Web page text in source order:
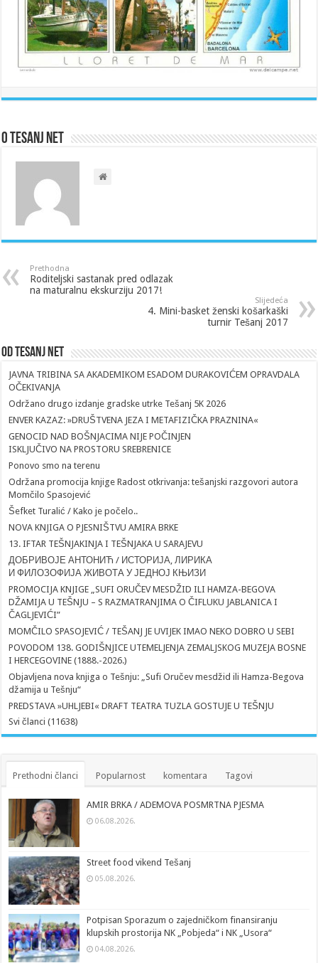
O Tesanj Net
Prethodna
Roditeljski sastanak pred odlazak
na maturalnu ekskurziju 2017!
Slijedeća
4. Mini-basket ženski košarkaški
turnir Tešanj 2017
Od Tesanj Net
JAVNA TRIBINA SA AKADEMIKOM ESADOM DURAKOVIĆEM OPRAVDALA
OČEKIVANJA
Održano drugo izdanje gradske utrke Tešanj 5K 2026
ENVER KAZAZ: »DRUŠTVENA JEZA I METAFIZIČKA PRAZNINA«
GENOCID NAD BOŠNJACIMA NIJE POČINJEN
ISKLJUČIVO NA PROSTORU SREBRENICE
Ponovo smo na terenu
Održana promocija knjige Radost otkrivanja: tešanjski razgovori autora
Momčilo Spasojević
Šefket Turalić / Kako je počelo..
NOVA KNJIGA O PJESNIŠTVU AMIRA BRKE
13. IFTAR TEŠNJAKINJA I TEŠNJAKA U SARAJEVU
ДОБРИВОЈЕ АНТОНИЋ / ИСТОРИЈА, ЛИРИКА
И ФИЛОЗОФИЈА ЖИВОТА У ЈЕДНОЈ КЊИЗИ
PROMOCIJA KNJIGE „SUFI ORUČEV MESDŽID ILI HAMZA-BEGOVA
DŽAMIJA U TEŠNJU – S RAZMATRANJIMA O ČIFLUKU JABLANICA I
ČAGLJEVIĆI”
MOMČILO SPASOJEVIĆ / TEŠANJ JE UVIJEK IMAO NEKO DOBRO U SEBI
POVODOM 138. GODIŠNJICE UTEMELJENJA ZEMALJSKOG MUZEJA BOSNE
I HERCEGOVINE (1888.-2026.)
Objavljena nova knjiga o Tešnju: „Sufi Oručev mesdžid ili Hamza-Begova
džamija u Tešnju“
PREDSTAVA »UHLJEBI« DRAFT TEATRA TUZLA GOSTUJE U TEŠNJU
Svi članci (11638)
Prethodni članci Popularnost komentara Tagovi
AMIR BRKA / ADEMOVA POSMRTNA PJESMA
06.08.2026.
Street food vikend Tešanj
05.08.2026.
Potpisan Sporazum o zajedničkom finansiranju
klupskih prostorija NK „Pobjeda“ i NK „Usora“
04.08.2026.